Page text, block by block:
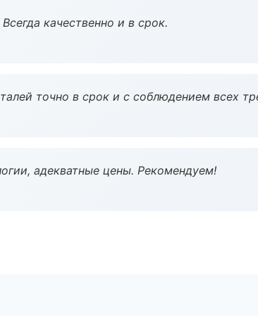
качественно и в срок.
точно в срок и с соблюдением всех
адекватные цены. Рекомендуем!